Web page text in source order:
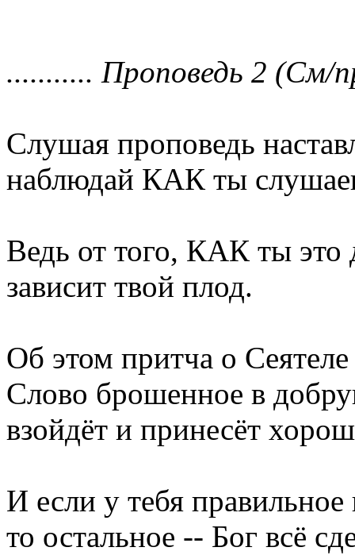
........... Проповедь 2 (См/
Слушая проповедь
наблюдай КАК ты
Ведь от того, КАК ты это
зависит твой плод.
Об этом притча о
Слово брошенное в
взойдёт и принесёт
И если у тебя
то остальное -- Бог всё